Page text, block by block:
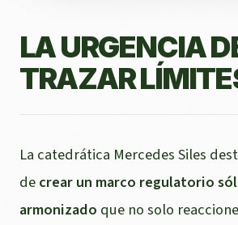
LA URGENCIA
TRAZAR
La catedrática Mercedes Siles
decrear un marco regulatorio
armonizado que no solo